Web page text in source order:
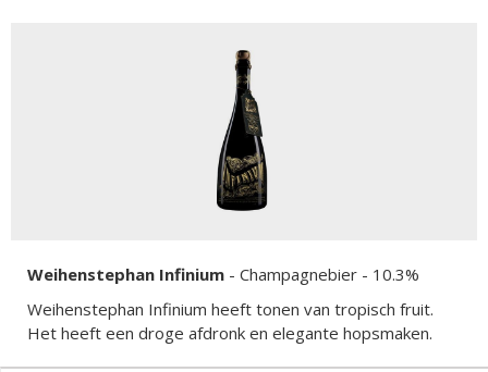
Weihenstephan Infinium - Champagnebier - 10.3%
Weihenstephan Infinium heeft tonen van tropisch fruit.
Het heeft een droge afdronk en elegante hopsmaken.